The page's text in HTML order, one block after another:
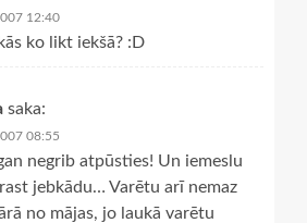
12:40
ko likt iekšā? :D
saka:
08:55
negrib atpūsties! Un iemeslu
jebkādu… Varētu arī nemaz
no mājas, jo laukā varētu